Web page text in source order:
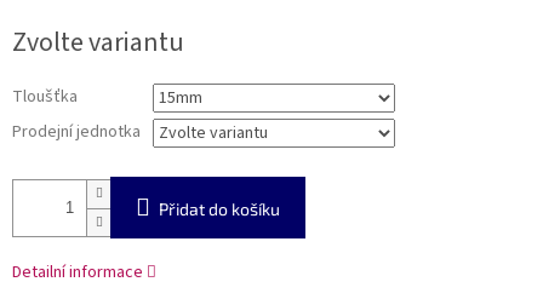
Zvolte variantu
Tloušťka
Prodejní jednotka
Přidat do košíku
Detailní informace